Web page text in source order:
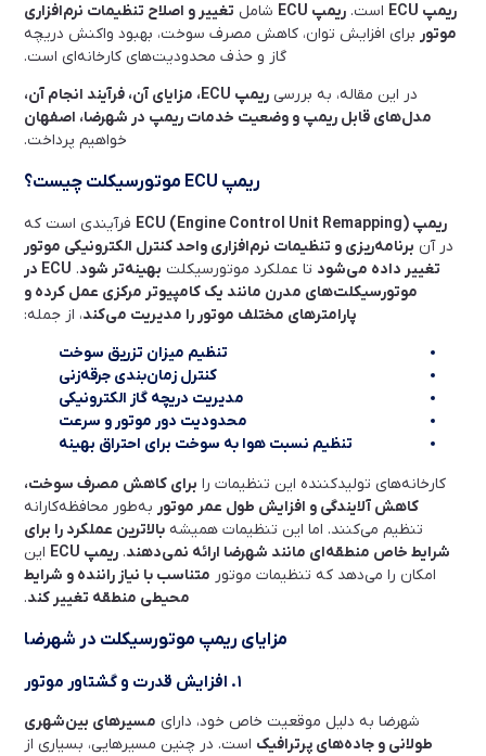
ریمپ ECU
است. ریمپ ECU شامل تغییر و اصلاح تنظیمات نرم‌افزاری
موتور برای افزایش توان، کاهش مصرف سوخت، بهبود واکنش دریچه
گاز و حذف محدودیت‌های کارخانه‌ای است.
در این مقاله، به بررسی
ریمپ ECU، مزایای آن، فرآیند انجام آن،
مدل‌های قابل ریمپ و وضعیت خدمات ریمپ در شهرضا، اصفهان
خواهیم پرداخت.
ریمپ ECU موتورسیکلت چیست؟
ریمپ ECU (Engine Control Unit Remapping)
فرآیندی است که
در آن برنامه‌ریزی و تنظیمات نرم‌افزاری واحد کنترل الکترونیکی موتور
تغییر داده می‌شود تا عملکرد موتورسیکلت بهینه‌تر شود.
ECU در
موتورسیکلت‌های مدرن مانند یک کامپیوتر مرکزی عمل کرده و
پارامترهای مختلف موتور را مدیریت می‌کند، از جمله:
تنظیم میزان تزریق سوخت
کنترل زمان‌بندی جرقه‌زنی
مدیریت دریچه گاز الکترونیکی
محدودیت دور موتور و سرعت
تنظیم نسبت هوا به سوخت برای احتراق بهینه
کارخانه‌های تولیدکننده این تنظیمات را برای کاهش مصرف سوخت،
کاهش آلایندگی و افزایش طول عمر موتور به‌طور محافظه‌کارانه
تنظیم می‌کنند. اما این تنظیمات همیشه بالاترین عملکرد را برای
شرایط خاص منطقه‌ای مانند شهرضا ارائه نمی‌دهند. ریمپ ECU
این
امکان را می‌دهد که تنظیمات موتور متناسب با نیاز راننده و شرایط
محیطی منطقه تغییر کند.
مزایای ریمپ موتورسیکلت در شهرضا
۱. افزایش قدرت و گشتاور موتور
شهرضا به دلیل موقعیت خاص خود، دارای مسیرهای بین‌شهری
طولانی و جاده‌های پرترافیک است. در چنین مسیرهایی، بسیاری از